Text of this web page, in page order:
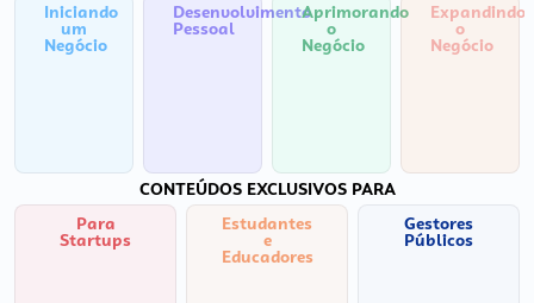
Iniciando
um
Negócio
Desenvolvimento
Pessoal
Aprimorando
o
Negócio
Expandindo
o
Negócio
CONTEÚDOS EXCLUSIVOS PARA
Para
Startups
Estudantes
e
Educadores
Gestores
Públicos